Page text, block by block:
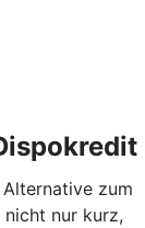
zum
nur kurz,